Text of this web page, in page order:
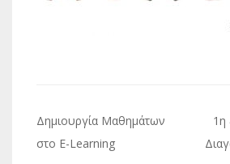
Πλοήγηση
άρθρων
Δημιουργία Μαθημάτων
στο E-Learning
1η